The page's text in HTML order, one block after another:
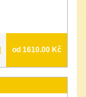
od 1610.00 Kč